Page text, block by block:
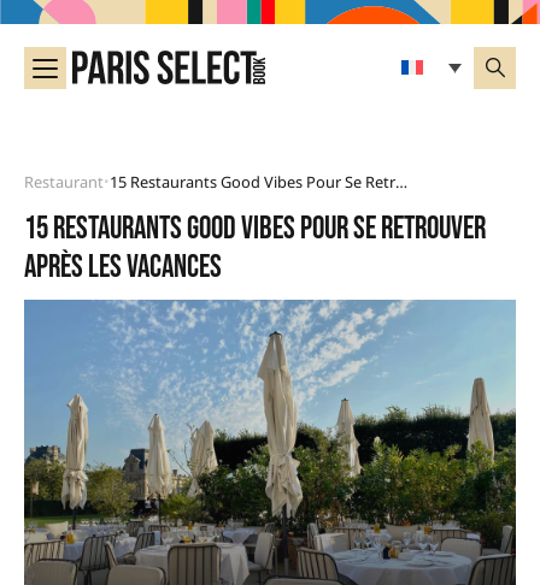
Restaurant• 15 Restaurants Good Vibes Pour Se Retrouver Après Les Vacances
15 restaurants good vibes pour se retrouver
après les vacances